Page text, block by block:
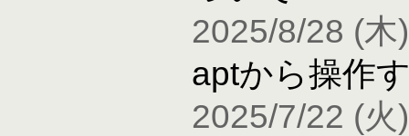
2025/8/28 (木
aptから操作
2025/7/22 (火